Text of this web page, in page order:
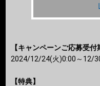
【キャンペーンご応募受付
2024/12/24(火)0:00～12/
【特典】